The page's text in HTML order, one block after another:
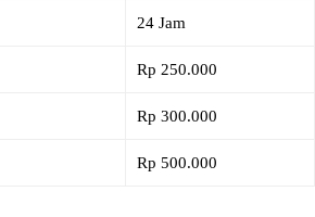
24 Jam
Rp 250.000
Rp 300.000
Rp 500.000